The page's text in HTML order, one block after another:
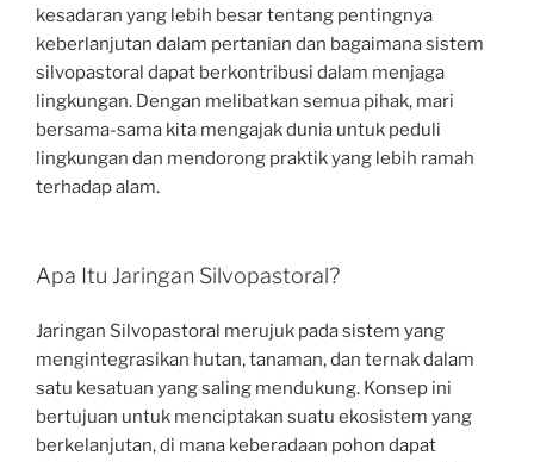
kesadaran yang lebih besar tentang pentingnya
keberlanjutan dalam pertanian dan bagaimana sistem
silvopastoral dapat berkontribusi dalam menjaga
lingkungan. Dengan melibatkan semua pihak, mari
bersama-sama kita mengajak dunia untuk peduli
lingkungan dan mendorong praktik yang lebih ramah
terhadap alam.
Apa Itu Jaringan Silvopastoral?
Jaringan Silvopastoral merujuk pada sistem yang
mengintegrasikan hutan, tanaman, dan ternak dalam
satu kesatuan yang saling mendukung. Konsep ini
bertujuan untuk menciptakan suatu ekosistem yang
berkelanjutan, di mana keberadaan pohon dapat